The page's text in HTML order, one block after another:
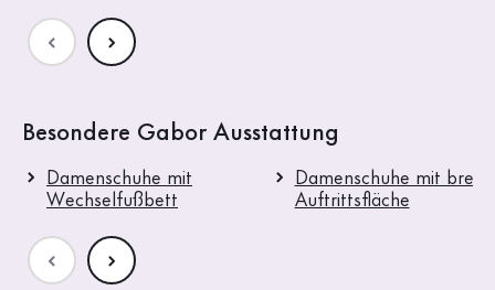
Besondere Gabor Ausstattung
Damenschuhe mit
Wechselfußbett
Damenschuhe mit
Auftrittsfläche